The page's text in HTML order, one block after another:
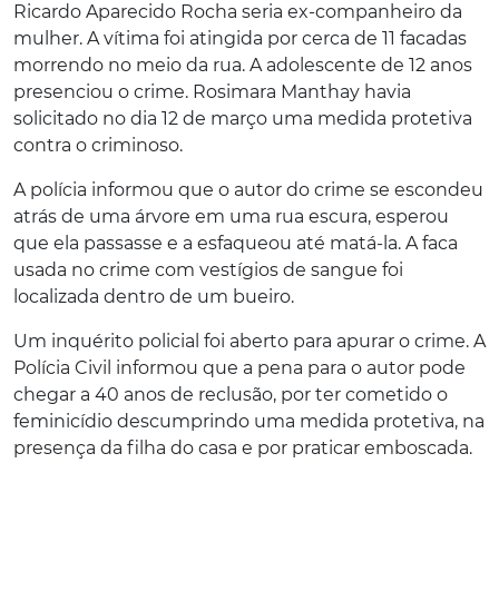
Ricardo Aparecido Rocha seria ex-companheiro da
mulher. A vítima foi atingida por cerca de 11 facadas
morrendo no meio da rua. A adolescente de 12 anos
presenciou o crime. Rosimara Manthay havia
solicitado no dia 12 de março uma medida protetiva
contra o criminoso.
A polícia informou que o autor do crime se escondeu
atrás de uma árvore em uma rua escura, esperou
que ela passasse e a esfaqueou até matá-la. A faca
usada no crime com vestígios de sangue foi
localizada dentro de um bueiro.
Um inquérito policial foi aberto para apurar o crime. A
Polícia Civil informou que a pena para o autor pode
chegar a 40 anos de reclusão, por ter cometido o
feminicídio descumprindo uma medida protetiva, na
presença da filha do casa e por praticar emboscada.